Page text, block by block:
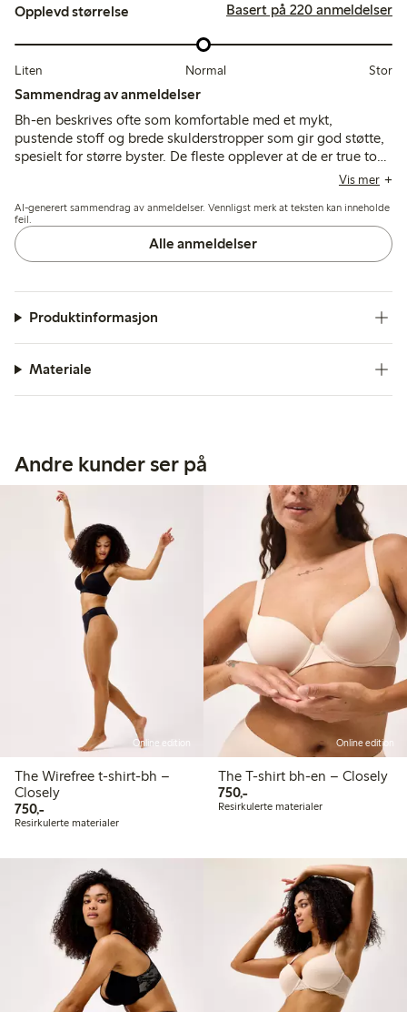
Opplevd størrelse Basert på 220 anmeldelser
Liten Normal Stor
Sammendrag av anmeldelser
Bh-en beskrives ofte som komfortable med et mykt,
pustende stoff og brede skulderstropper som gir god støtte,
spesielt for større byster. De fleste opplever at de er true to
size, selv om noen bemerker at de strekker seg ved bruk, og
for fyldigere former.
Vis mer
AI-generert sammendrag av anmeldelser. Vennligst merk at teksten kan inneholde
feil.
Alle anmeldelser
Produktinformasjon
Materiale
Andre kunder ser på
Online edition
The Wirefree t-shirt-bh –
Closely
750,-750,00 kr
Resirkulerte materialer
Online edition
The T-shirt bh-en – Closely
750,-750,00 kr
Resirkulerte materialer